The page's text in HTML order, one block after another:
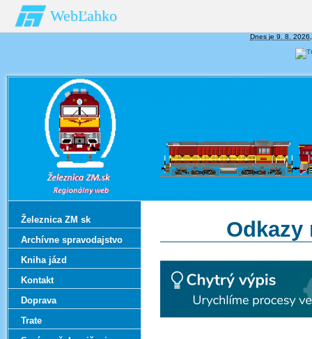
Dnes je 9. 8.
WebĽahko
Odkazy
Železnica ZM sk
Archívne spravodajstvo
Kniha jázd
Kontakt
Doprava
Trate